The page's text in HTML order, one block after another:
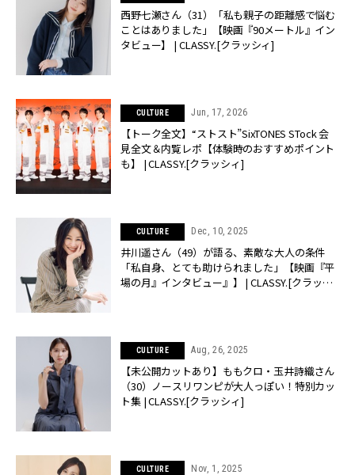
西野七瀬さん（31）「私も親子の距離感で悩む
ことはありました」【映画『90メートル』イン
タビュー】 | CLASSY.[クラッシィ]
CULTURE Jun, 17, 2026
【トーク全文】“ストスト”SixTONES STock 会
見全文＆内覧レポ【体験時のおすすめポイント
も】 | CLASSY.[クラッシィ]
CULTURE Dec, 10, 2025
井川遥さん（49）が語る、素敵な大人の条件
「私自身、とても助けられました」【映画『平
場の月』インタビュー』】 | CLASSY.[クラッシ
CULTURE Aug, 26, 2025
【未公開カットあり】ももクロ・玉井詩織さん
（30）ノースリワンピが大人っぽい！特別カッ
ト集 | CLASSY.[クラッシィ]
CULTURE Nov, 1, 2025